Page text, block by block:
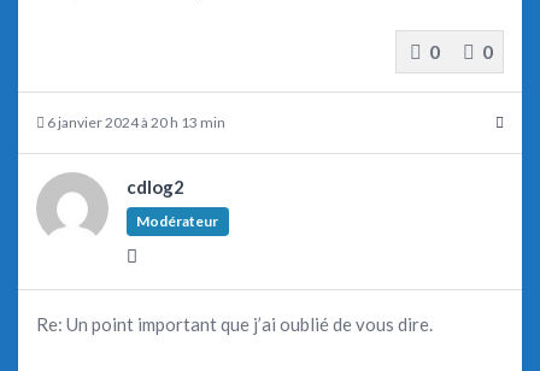
0 0
6 janvier 2024 à 20 h 13 min
cdlog2
Modérateur
Re: Un point important que j’ai oublié de vous dire.